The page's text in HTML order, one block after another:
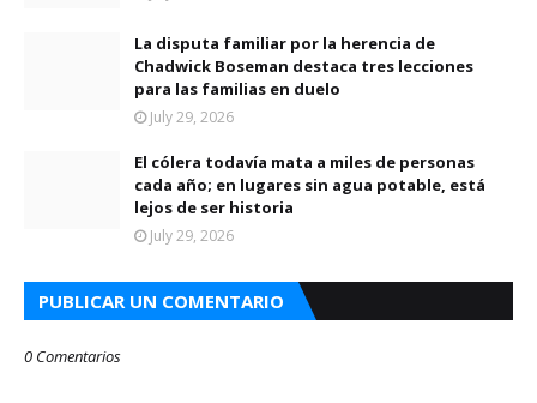
La disputa familiar por la herencia de
Chadwick Boseman destaca tres lecciones
para las familias en duelo
July 29, 2026
El cólera todavía mata a miles de personas
cada año; en lugares sin agua potable, está
lejos de ser historia
July 29, 2026
PUBLICAR UN COMENTARIO
0 Comentarios